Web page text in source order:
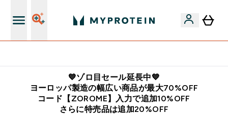
💙ゾロ目セール延長中💙
ヨーロッパ製造の幅広い商品が最大70%OFF
コード【ZOROME】入力で追加10%OFF
さらに特売品は追加20%OFF